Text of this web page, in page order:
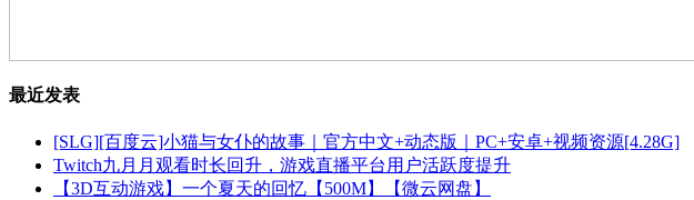
最近发表
[SLG][百度云]小猫与女仆的故事｜官方中文+动态版｜PC+安卓+视频资源[4.28G]
Twitch九月月观看时长回升，游戏直播平台用户活跃度提升
【3D互动游戏】一个夏天的回忆【500M】【微云网盘】